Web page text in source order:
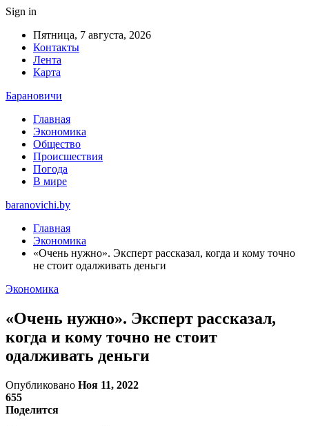
Sign in
Пятница, 7 августа, 2026
Контакты
Лента
Карта
Барановичи
Главная
Экономика
Общество
Происшествия
Погода
В мире
baranovichi.by
Главная
Экономика
«Очень нужно». Эксперт рассказал, когда и кому точно
не стоит одалживать деньги
Экономика
«Очень нужно». Эксперт рассказал,
когда и кому точно не стоит
одалживать деньги
Опубликовано Ноя 11, 2022
655
Поделится